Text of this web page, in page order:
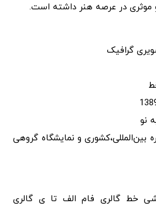
موثری در عرصه هنر داشته است.
گرافیک
نو
بین‌المللی،کشوری و نمایشگاه گروهی
خط گالری فام الف تا ی گالری